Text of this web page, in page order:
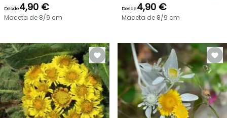
OFERTA
RELÁMPAGO
¡HASTA
UN
30
%
DE
BULBOS
Desde4,90 €
Maceta de 8/9 cm
Desde4,90 €
Maceta de 8/9 cm